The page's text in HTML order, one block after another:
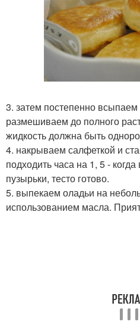
3. затем постепенно
размешиваем до полного
жидкость должна быть
4. накрываем салфеткой и
подходить часа на 1, 5 -
пузырьки, тесто готово.
5. выпекаем оладьи на
использованием масла.